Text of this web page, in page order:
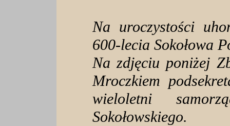
Na uroczystości
600-lecia Sokołowa
Na zdjęciu poniżej
Mroczkiem
wieloletni
Sokołowskiego.